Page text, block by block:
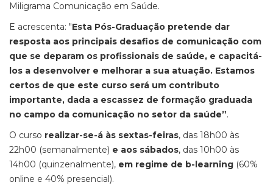
Miligrama Comunicação em Saúde.
E acrescenta: "Esta Pós-Graduação pretende dar
resposta aos principais desafios de comunicação com
que se deparam os profissionais de saúde, e capacitá-
los a desenvolver e melhorar a sua atuação. Estamos
certos de que este curso será um contributo
importante, dada a escassez de formação graduada
no campo da comunicação no setor da saúde”.
O curso realizar-se-á às sextas-feiras, das 18h00 às
22h00 (semanalmente) e aos sábados, das 10h00 às
14h00 (quinzenalmente), em regime de b-learning (60%
online e 40% presencial).